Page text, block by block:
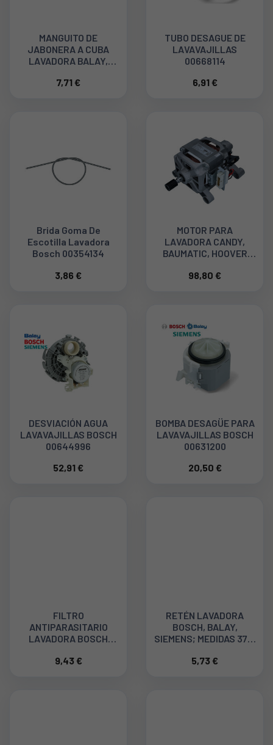
MANGUITO DE
JABONERA A CUBA
LAVADORA BALAY,
00265958
7,71 €
TUBO DESAGUE DE
LAVAVAJILLAS
00668114
6,91 €
Brida Goma De
Escotilla Lavadora
Bosch 00354134
3,86 €
MOTOR PARA
LAVADORA CANDY,
BAUMATIC, HOOVER
98,80 €
DESVIACIÓN AGUA
LAVAVAJILLAS BOSCH
00644996
52,91 €
BOMBA DESAGÜE PARA
LAVAVAJILLAS BOSCH
00631200
20,50 €
FILTRO
ANTIPARASITARIO
LAVADORA BOSCH
00623842
9,43 €
RETÉN LAVADORA
BOSCH, BALAY,
SIEMENS; MEDIDAS 37.4
00619808
5,73 €